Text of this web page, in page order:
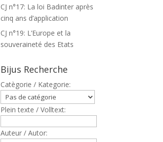
CJ n°17: La loi Badinter après
cinq ans d’application
CJ n°19: L’Europe et la
souveraineté des Etats
Bijus Recherche
Catègorie / Kategorie:
Plein texte / Volltext:
Auteur / Autor: